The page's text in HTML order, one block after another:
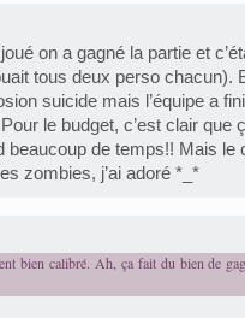
on a gagné la partie et
tous deux perso chacun).
suicide mais l’équipe a
le budget, c’est clair que
beaucoup de temps!! Mais le
zombies, j’ai adoré *_*
bien calibré. Ah, ça fait du bien de